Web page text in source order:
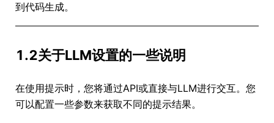
到代码生成。
1.2关于LLM设置的一些说明
在使用提示时，您将通过API或直接与LLM进行交互。您
可以配置一些参数来获取不同的提示结果。